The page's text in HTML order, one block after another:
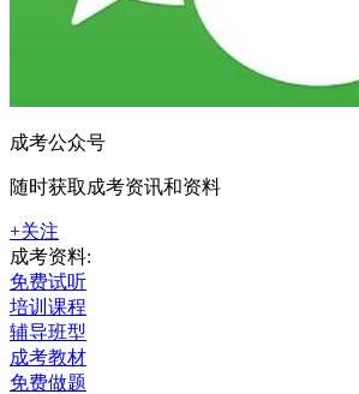
成考公众号
随时获取成考资讯和资料
+关注
成考资料:
免费试听
培训课程
辅导班型
成考教材
免费做题